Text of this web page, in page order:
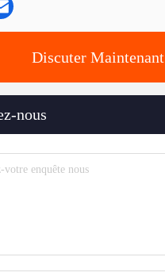
Discuter Maintenant
nous